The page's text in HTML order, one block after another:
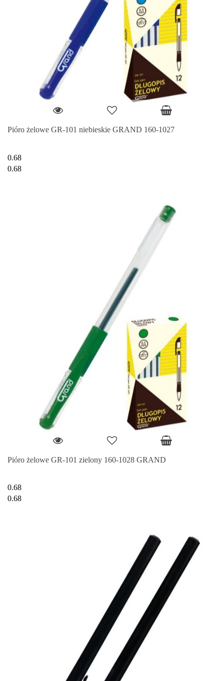
Pióro żelowe GR-101 niebieskie GRAND 160-1027
0.68
0.68
Pióro żelowe GR-101 zielony 160-1028 GRAND
0.68
0.68